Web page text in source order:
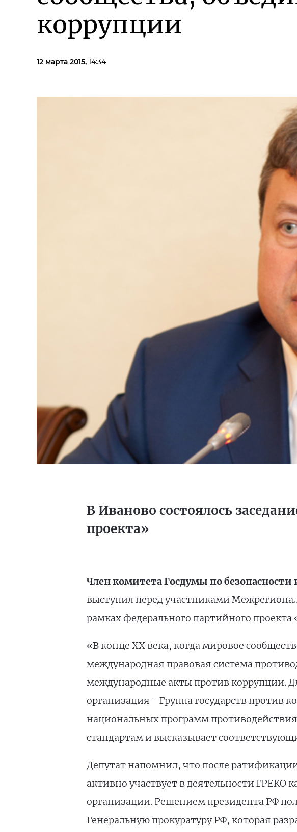
коррупции
12 марта 2015, 14:34
В Иваново состоялось
проекта»
Член комитета Госдумы по
выступил перед участниками
рамках федерального партийного
«В конце XX века, когда мировое
международная правовая система
международные акты против коррупции.
организация - Группа государств против
национальных программ
стандартам и высказывает
Депутат напомнил, что после
активно участвует в деятельности ГРЕКО
организации. Решением президента РФ
Генеральную прокуратуру РФ, которая